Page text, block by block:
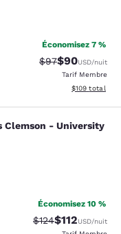
Économisez 7 %
Tarif barré :
$97Tarif réduit :
$90USD/nuit
Tarif Membre
Afficher les
$109 total
-
Clemson - University
commentaires
Économisez 10 %
Tarif barré :
$124Tarif réduit :
$112USD/nuit